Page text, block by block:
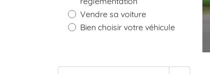
Vendre sa voiture
Bien choisir votre véhicule